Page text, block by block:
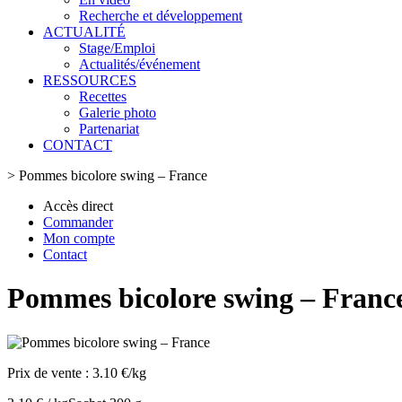
Recherche et développement
ACTUALITÉ
Stage/Emploi
Actualités/événement
RESSOURCES
Recettes
Galerie photo
Partenariat
CONTACT
> Pommes bicolore swing – France
Accès direct
Commander
Mon compte
Contact
Pommes bicolore swing –
Prix de vente : 3.10 €/kg